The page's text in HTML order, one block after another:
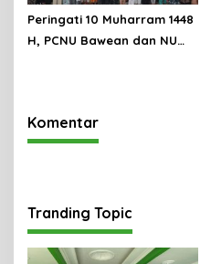
Peringati 10 Muharram 1448
H, PCNU Bawean dan NU
Komentar
Tranding Topic